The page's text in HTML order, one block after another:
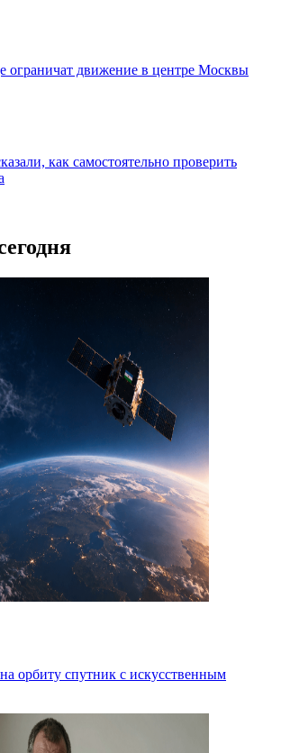
ограничат движение в центре Москвы
как самостоятельно проверить
орбиту спутник с искусственным